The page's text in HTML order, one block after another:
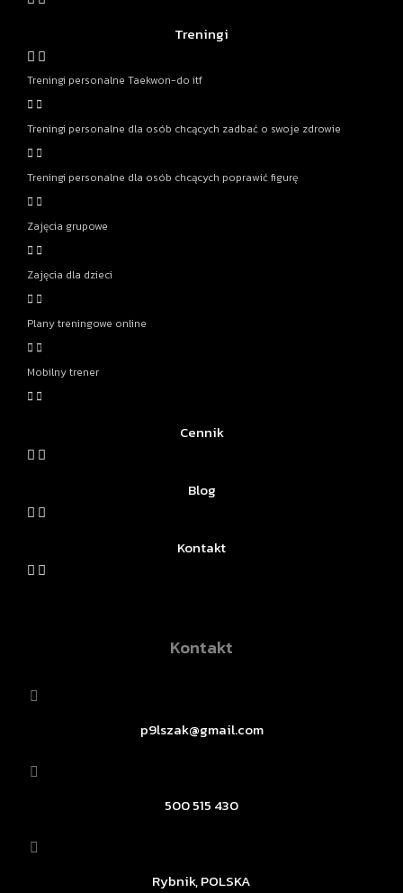
Treningi
Treningi personalne Taekwon-do itf
Treningi personalne dla osób chcących zadbać o swoje zdrowie
Treningi personalne dla osób chcących poprawić figurę
Zajęcia grupowe
Zajęcia dla dzieci
Plany treningowe online
Mobilny trener
Cennik
Blog
Kontakt
Kontakt
p9lszak@gmail.com
500 515 430
Rybnik, POLSKA